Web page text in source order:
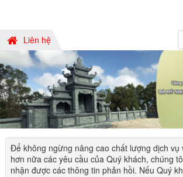
Liên hệ
Để không ngừng nâng cao chất lượng dịch vụ
hơn nữa các yêu cầu của Quý khách, chúng
nhận được các thông tin phản hồi. Nếu Quý